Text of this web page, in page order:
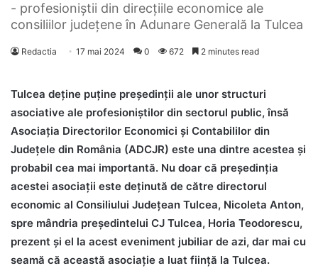
- profesioniștii din direcțiile economice ale
consiliilor județene în Adunare Generală la Tulcea
Redactia 17 mai 2024 0 672 2 minutes read
Tulcea deține puține președinții ale unor structuri
asociative ale profesioniștilor din sectorul public, însă
Asociația Directorilor Economici și Contabililor din
Județele din România (ADCJR) este una dintre acestea și
probabil cea mai importantă. Nu doar că președinția
acestei asociații este deținută de către directorul
economic al Consiliului Județean Tulcea, Nicoleta Anton,
spre mândria președintelui CJ Tulcea, Horia Teodorescu,
prezent și el la acest eveniment jubiliar de azi, dar mai cu
seamă că această asociație a luat ființă la Tulcea.